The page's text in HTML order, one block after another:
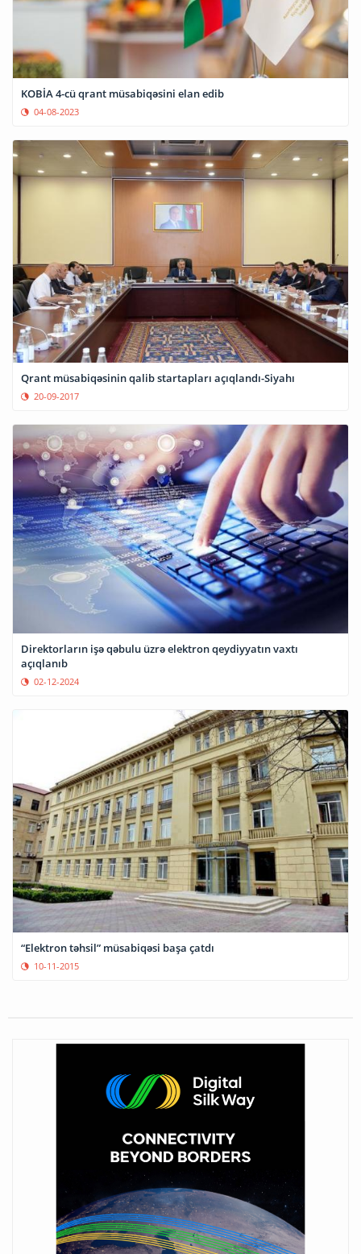
KOBİA 4-cü qrant müsabiqəsini elan edib
04-08-2023
Qrant müsabiqəsinin qalib startapları açıqlandı-Siyahı
20-09-2017
Direktorların işə qəbulu üzrə elektron qeydiyyatın vaxtı
açıqlanıb
02-12-2024
“Elektron təhsil” müsabiqəsi başa çatdı
10-11-2015